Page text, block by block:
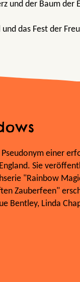
und der Baum der
das Fest der
einer
Sie
"Rainbow
Zauberfeen"
Bentley, Linda